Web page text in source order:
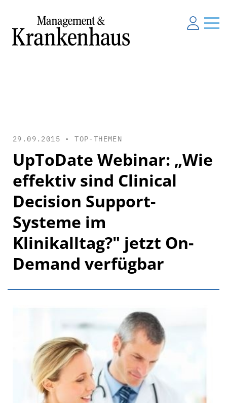
29.09.2015 •TOP-THEMEN
UpToDate Webinar: „Wie
effektiv sind Clinical
Decision Support-
Systeme im
Klinikalltag?" jetzt On-
Demand verfügbar